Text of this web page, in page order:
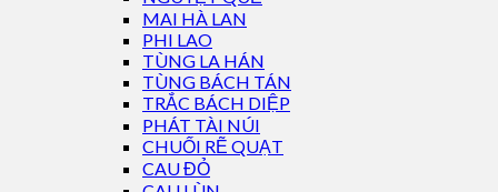
MAI HÀ LAN
PHI LAO
TÙNG LA HÁN
TÙNG BÁCH TÁN
TRẮC BÁCH DIỆP
PHÁT TÀI NÚI
CHUỐI RẼ QUẠT
CAU ĐỎ